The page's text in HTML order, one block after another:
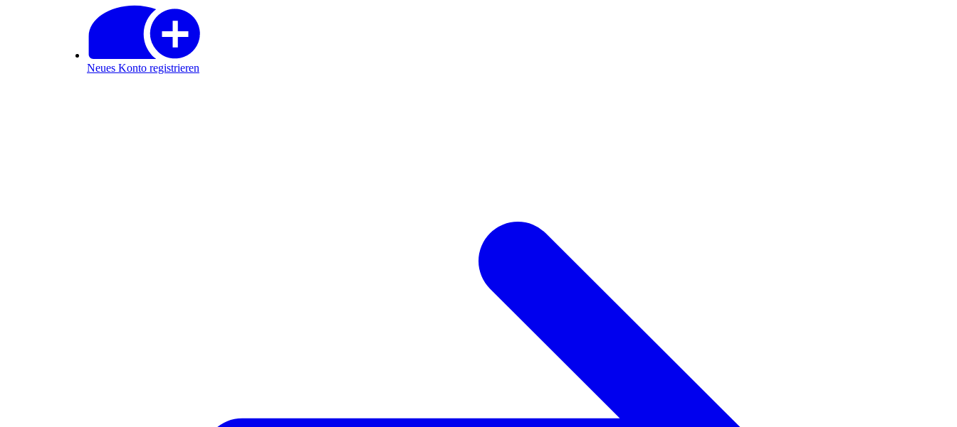
Neues Konto registrieren